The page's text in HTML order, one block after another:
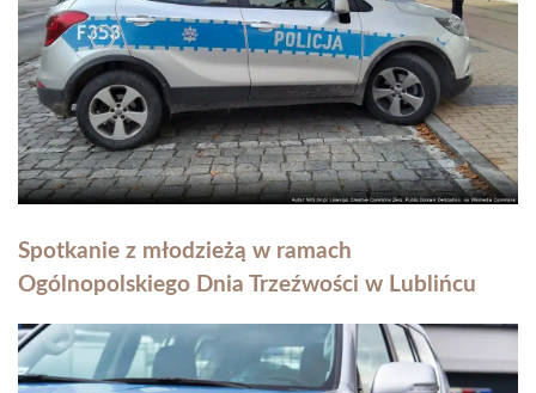
Spotkanie z młodzieżą w ramach
Ogólnopolskiego Dnia Trzeźwości w Lublińcu